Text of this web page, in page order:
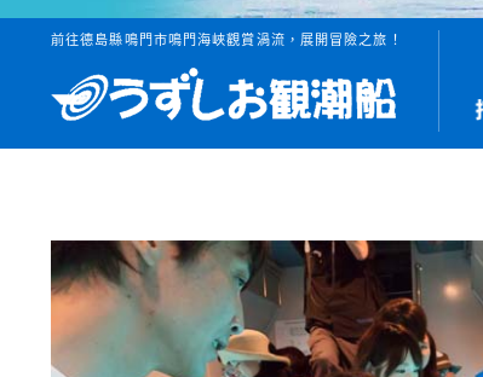
前往德島縣鳴門市鳴門海峽觀賞渦流，展開冒險之旅！